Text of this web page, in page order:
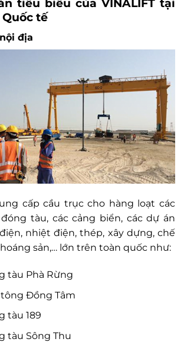
tiêu biểu của VINALIFT tại
tế
địa
cấp cầu trục cho hàng loạt các
tàu, các cảng biển, các dự án
nhiệt điện, thép, xây dựng, chế
sản,… lớn trên toàn quốc như:
tàu Phà Rừng
Đồng Tâm
tàu 189
tàu Sông Thu